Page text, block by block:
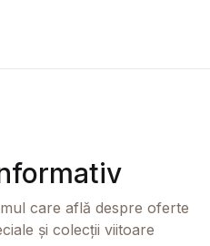
care află despre oferte
și colecții viitoare